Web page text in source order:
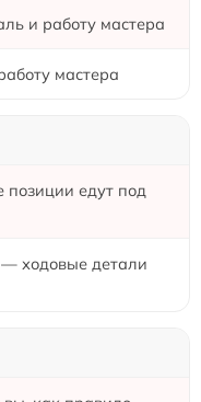
и работу мастера
мастера
позиции едут под
ходовые детали